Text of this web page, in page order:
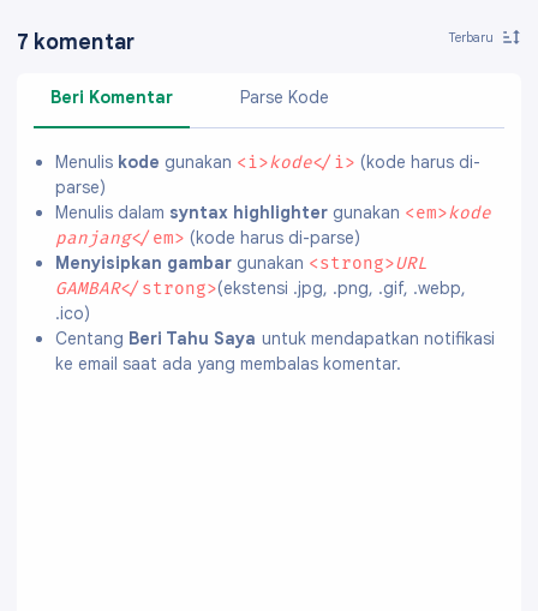
7 komentar
Beri Komentar Parse Kode
Menulis kode gunakan <i>kode</i> (kode harus di-
parse)
Menulis dalam syntax highlightergunakan <em>kode
panjang</em> (kode harus di-parse)
Menyisipkan gambargunakan <strong>URL
GAMBAR</strong>(ekstensi .jpg, .png, .gif, .webp,
.ico)
Centang Beri Tahu Saya untuk mendapatkan notifikasi
ke email saat ada yang membalas komentar.